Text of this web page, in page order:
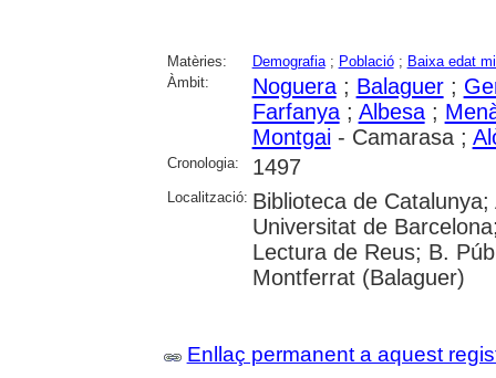
Matèries: Demografia; Població; Baixa edat
Àmbit:
Noguera; Balaguer;
Farfanya; Albesa;
Montgai- Camarasa ;
Cronologia: 1497
Localització: Biblioteca de
Universitat de
Lectura de Reus; B.
Montferrat (Balaguer)
Enllaç permanent a aquest